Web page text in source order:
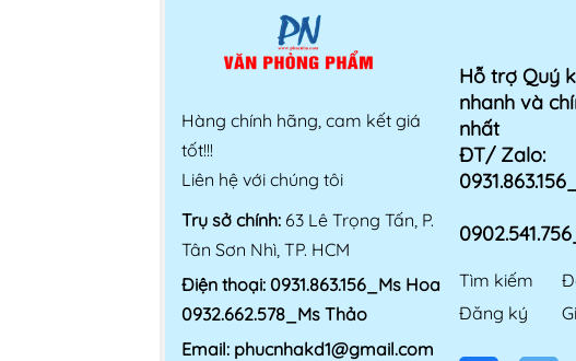
Hàng chính hãng, cam kết giá
tốt!!!
Liên hệ với chúng tôi
Trụ sở chính: 63 Lê Trọng Tấn, P.
Tân Sơn Nhì, TP. HCM
Điện thoại: 0931.863.156_Ms Hoa
0932.662.578_Ms Thảo
Email: phucnhakd1@gmail.com
Hỗ trợ Quý
nhanh và
nhất
ĐT/ Zalo:
Tìm kiếm
Đăng ký